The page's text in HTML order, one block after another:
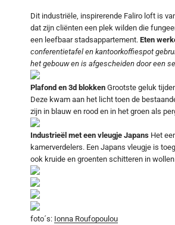
Dit industriële, inspirerende Faliro loft is
dat zijn cliënten een plek wilden die
een leefbaar stadsappartement. Eten
conferentietafel en kantoorkoffiespot
het gebouw en is afgescheiden door een
Plafond en 3d blokken Grootste geluk
Deze kwam aan het licht toen de
zijn in blauw en rood en in het groen als
Industrieël met een vleugje Japans Het
kamerverdelers. Een Japans vleugje is
ook kruide en groenten schitteren in
foto´s: Ionna Roufopoulou